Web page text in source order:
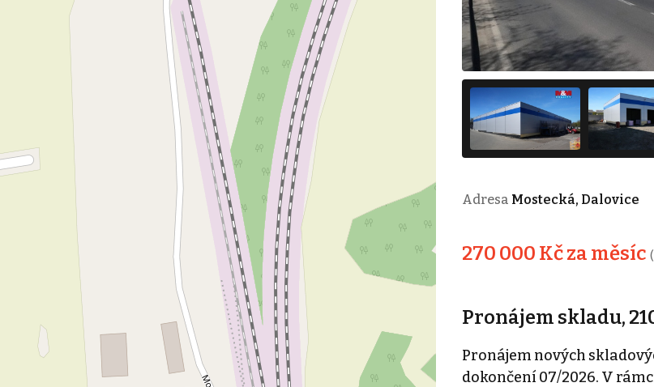
Adresa Mostecká, Dalovice
270 000 Kč za měsíc
Pronájem skladu,
Pronájem nových
dokončení 07/2026. V